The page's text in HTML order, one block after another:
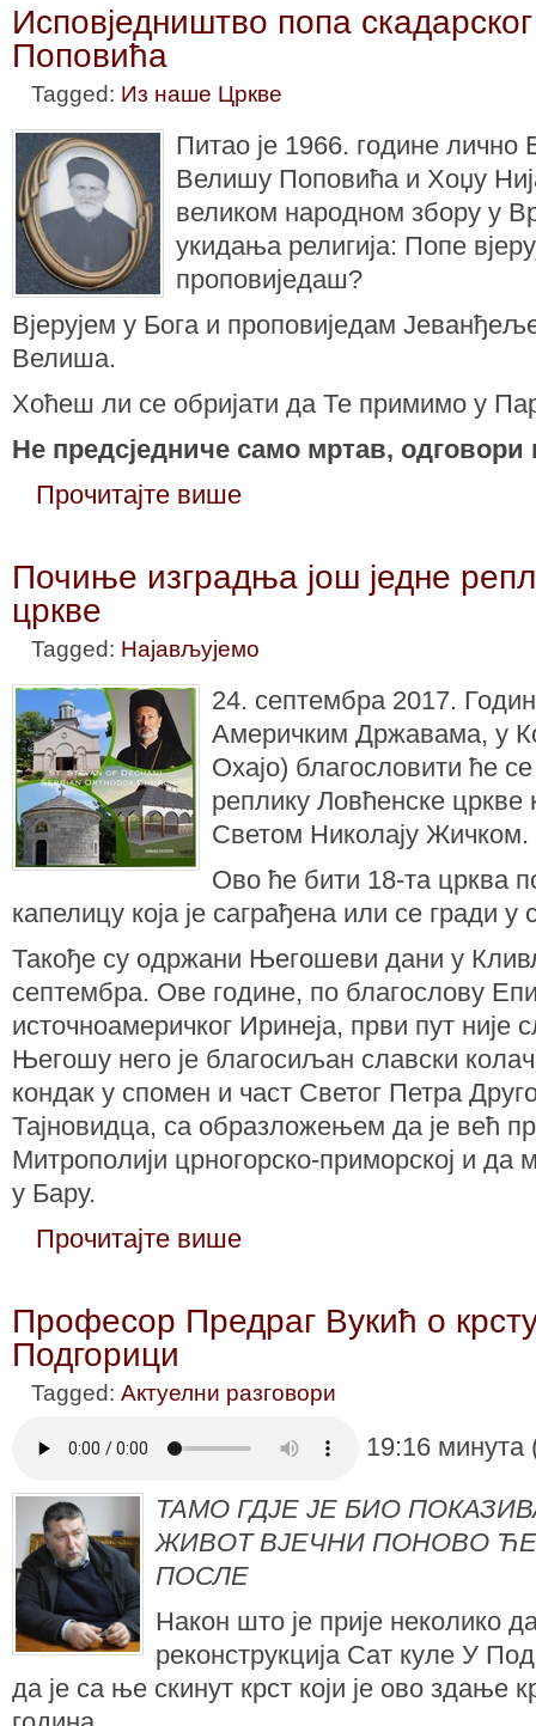
Исповједништво попа
Поповића
Tagged: Из наше Цркве
Питао је 1966. године
Велишу Поповића и Хоџу
великом народном збору у
укидања религија: Попе
проповиједаш?
Вјерујем у Бога и проповиједам
Велиша.
Хоћеш ли се обријати да Те примимо у
Не предсједниче само мртав,
Прочитајте више
Почиње изградња још једне
цркве
Tagged: Најављујемо
24. септембра 2017.
Америчким Државама, у
Охајо) благословити ће
реплику Ловћенске цркве
Светом Николају Жичком.
Ово ће бити 18-та црква
капелицу која је саграђена или се гради у
Такође су одржани Његошеви дани у
септембра. Ове године, по благослову
источноамеричког Иринеја, први пут није
Његошу него је благосиљан славски
кондак у спомен и част Светог Петра
Тајновидца, са образложењем да је већ
Митрополији црногорско-приморској и да
у Бару.
Прочитајте више
Професор Предраг Вукић о
Подгорици
Tagged: Актуелни разговори
19:16
ТАМО ГДЈЕ ЈЕ БИО
ЖИВОТ ВЈЕЧНИ ПОНОВО
ПОСЛЕ
Након што је прије неколико
реконструкција Сат куле У
да је са ње скинут крст који је ово здање